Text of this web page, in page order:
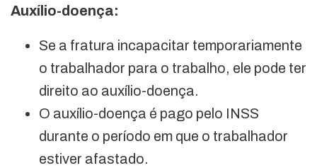
Auxílio-doença:
Se a fratura incapacitar temporariamente
o trabalhador para o trabalho, ele pode ter
direito ao auxílio-doença.
O auxílio-doença é pago pelo INSS
durante o período em que o trabalhador
estiver afastado.